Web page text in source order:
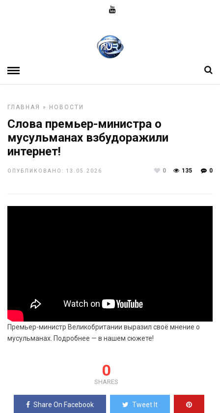
ГЛАВНАЯ » НОВОСТИ
Слова премьер-министра о
мусульманах взбудоражили
интернет!
ОПУБЛИКОВАНО: 13.05.2026 0
135
0
Премьер-министр Великобритании выразил своё мнение о
мусульманах. Подробнее — в нашем сюжете!
0
SHARES
Share On Facebook Tweet It